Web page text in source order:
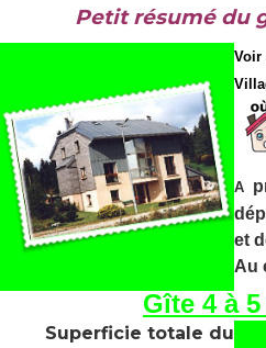
Petit résumé du
Voir
A
et
Au
Gîte 4 à
Superficie totale du